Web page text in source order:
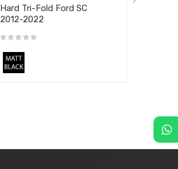
Hard Tri-Fold Ford SC
2012-2022